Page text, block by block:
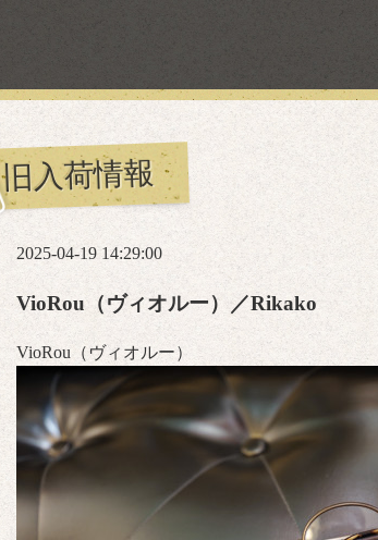
一級眼鏡作製技能
（プライム会員技能
在籍店
旧入荷情報
2025-04-19 14:29:00
VioRou（ヴィオルー）／Rikako
VioRou（ヴィオルー）